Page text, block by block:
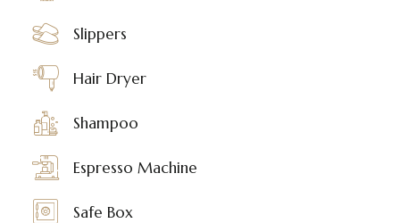
Slippers
Hair Dryer
Shampoo
Espresso Machine
Safe Box